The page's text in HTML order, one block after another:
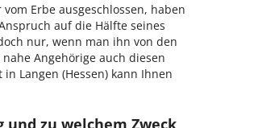
Erbe ausgeschlossen, haben
auf die Hälfte seines
nur, wenn man ihn von den
Angehörige auch diesen
Langen (Hessen) kann Ihnen
zu welchem Zweck